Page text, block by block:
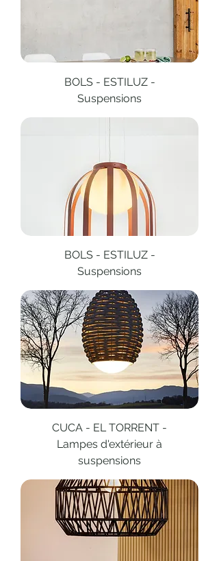
BOLS - ESTILUZ -
Suspensions
BOLS - ESTILUZ -
Suspensions
CUCA - EL TORRENT -
Lampes d'extérieur à
suspensions